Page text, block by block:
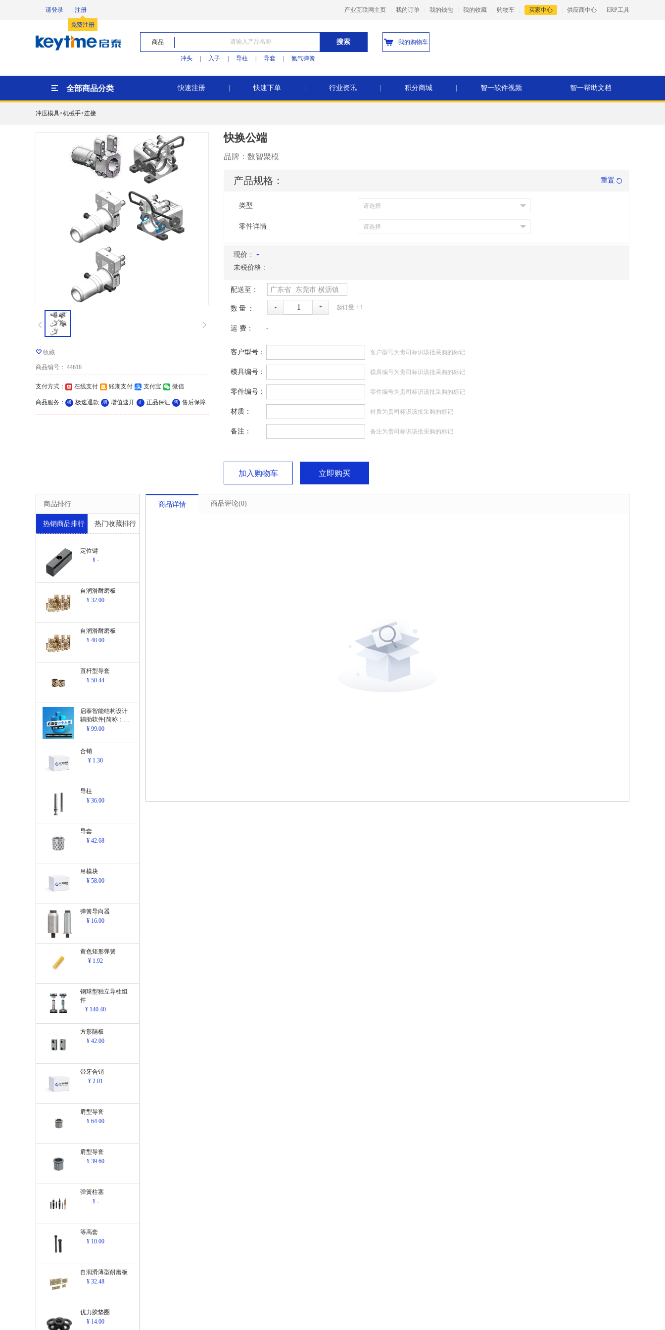
请登录 注册
免费注册
产业互联网主页 我的订单 我的钱包 我的收藏 购物车 买家中心 供应商中心 ERP工具
商品 搜索
冲头 入子 导柱 导套 氮气弹簧
我的购物车
全部商品分类 快速注册 快速下单 行业资讯 积分商城 智一软件视频 智一帮助文档
冲压模具>机械手>连接
收藏
商品编号 ： 44618
支付方式 ： 在线支付 账期支付 支付宝 微信
商品服务 ： 极 极速退款 增 增值速开 正 正品保证 售 售后保障
快换公端
品牌： 数智聚模
产品规格： 重置
类型
零件详情
现价 ： -
未税价格 ： -
配送至： 广东省 东莞市 横沥镇
数量： - + 起订量： 1
运 费： -
客户型号： 客户型号为贵司标识该批采购的标记
模具编号： 模具编号为贵司标识该批采购的标记
零件编号： 零件编号为贵司标识该批采购的标记
材质： 材质为贵司标识该批采购的标记
备注： 备注为贵司标识该批采购的标记
加入购物车 立即购买
商品排行
热销商品排行 热门收藏排行
定位键
¥ -
自润滑耐磨板
¥ 32.00
自润滑耐磨板
¥ 48.00
直杆型导套
¥ 50.44
启泰智能结构设计
辅助软件[简称：结
构设计辅助软
¥ 99.00
合销
¥ 1.30
导柱
¥ 36.00
导套
¥ 42.68
吊模块
¥ 58.00
弹簧导向器
¥ 16.00
黄色矩形弹簧
¥ 1.92
钢球型独立导柱组
件
¥ 140.40
方形隔板
¥ 42.00
带牙合销
¥ 2.01
肩型导套
¥ 64.00
肩型导套
¥ 39.60
弹簧柱塞
¥ -
等高套
¥ 10.00
自润滑薄型耐磨板
¥ 32.48
优力胶垫圈
¥ 14.00
商品详情 商品评论(0)